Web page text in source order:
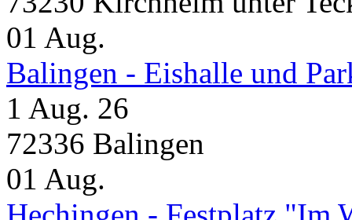
01 Aug.
Balingen - Eishalle und
1 Aug. 26
72336 Balingen
01 Aug.